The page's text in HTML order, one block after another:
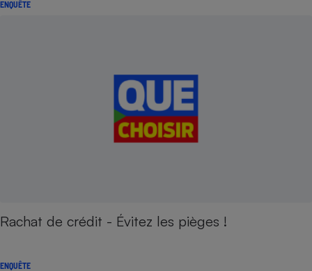
ENQUÊTE
Rachat de crédit - Évitez les pièges !
ENQUÊTE